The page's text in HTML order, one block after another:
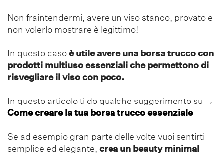
Non fraintendermi, avere un viso stanco, provato e
non volerlo mostrare è legittimo!
In questo casoè utile avere una borsa trucco con
prodotti multiuso essenziali che permettono di
risvegliare il viso con poco.
In questo articolo ti do qualche suggerimento su →
Come creare la tua borsa trucco essenziale
Se ad esempio gran parte delle volte vuoi sentirti
semplice ed elegante, crea un beauty minimal